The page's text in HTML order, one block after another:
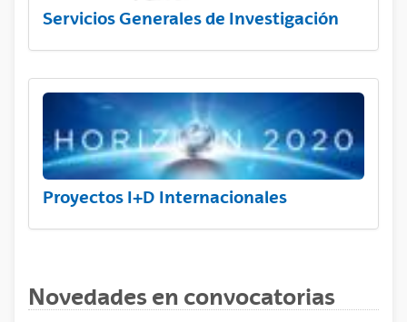
Servicios Generales de Investigación
Proyectos I+D Internacionales
Novedades en convocatorias